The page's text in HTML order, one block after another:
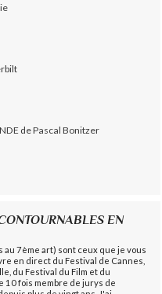
de Pascal Bonitzer
EN
7ème art) sont ceux que je vous
en direct du Festival de Cannes,
du Festival du Film et du
10 fois membre de jurys de